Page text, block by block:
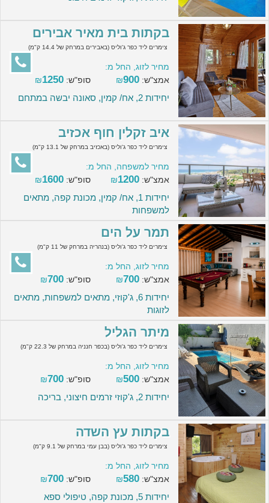
בקתות בית מאיר אבירים
צימרים ליד כפר ג'וליס (באבירים במרחק של 14.4 ק"מ)
מחיר לזוג, החל מ:
אמצ"ש:
₪900 סופ"ש: ₪1250
יחידות 2, אח/ קמין, סאונה יבשה במתחם
איב זקלין חוף אכזיב
צימרים ליד כפר ג'וליס (באכזיב במרחק של 13.1 ק"מ)
מחיר למשפחה, החל מ:
אמצ"ש:
₪1200 סופ"ש: ₪1600
יחידות 1, אח/ קמין, מכונת קפה, מתאים
למשפחות
תמר על הים
צימרים ליד כפר ג'וליס (בנהריה במרחק של 11 ק"מ)
מחיר לזוג, החל מ:
אמצ"ש:
₪700 סופ"ש: ₪700
יחידות 6, ג'קוזי, מתאים למשפחות, מתאים
לזוגות
מיתר הגליל
צימרים ליד כפר ג'וליס (בכפר חנניה במרחק של 22.3 ק"מ)
מחיר לזוג, החל מ:
אמצ"ש:
₪500 סופ"ש: ₪700
יחידות 2, ג'קוזי זרמים חיצוני, בריכה
בקתות עץ השדה
צימרים ליד כפר ג'וליס (בבן עמי במרחק של 9.1 ק"מ)
מחיר לזוג, החל מ:
אמצ"ש:
₪580 סופ"ש: ₪700
יחידות 5, מכונת קפה, טיפולי ספא